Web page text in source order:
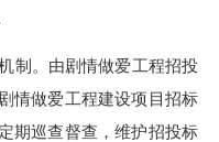
制。由剧情做爱工程招投
情做爱工程建设项目招标
期巡查督查，维护招投标